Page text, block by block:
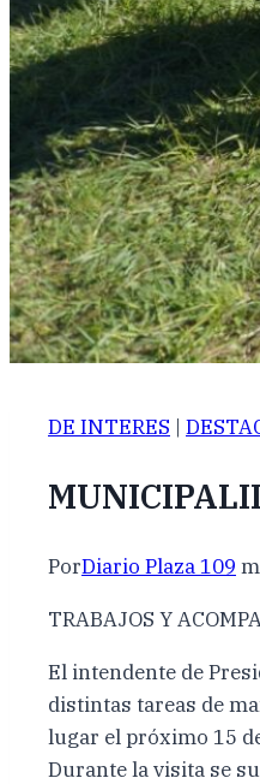
DE INTERES |
PorDiario Plaza 109
TRABAJOS Y
El intendente de
distintas tareas de
lugar el próximo 15
Durante la visita se